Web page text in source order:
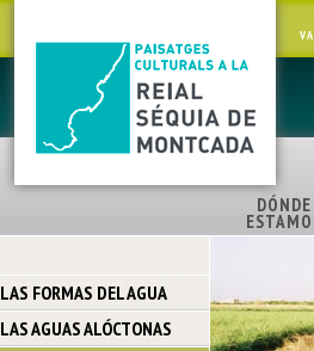
DÓNDE
LAS FORMAS DEL AGUA
LAS AGUAS ALÓCTONAS